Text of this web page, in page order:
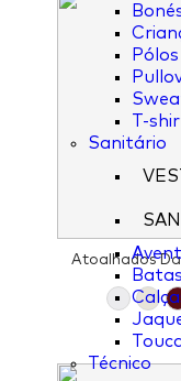
Pólos
T-
Sanitário
Batas
Técnico
Atoalhados